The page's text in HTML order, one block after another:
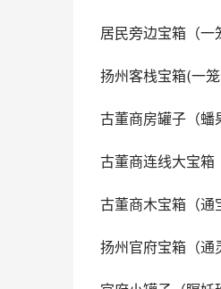
居民旁边宝箱（一
扬州客栈宝箱(一
古董商房罐子（蟠
古董商连线大宝箱
古董商木宝箱（通
扬州官府宝箱（通